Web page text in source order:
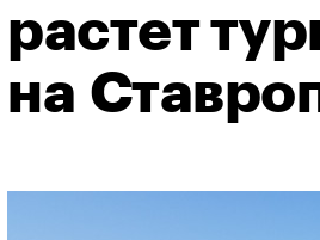
растет
на